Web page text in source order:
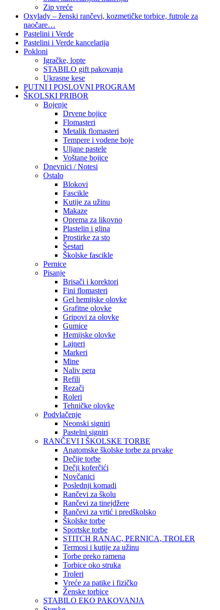
Zip vreće
Oxylady – ženski rančevi, kozmetičke torbice, futrole za
naočare…
Pastelini i Verde
Pastelini i Verde kancelarija
Pokloni
Igračke, lopte
STABILO gift pakovanja
Ukrasne kese
PUTNI I POSLOVNI PROGRAM
ŠKOLSKI PRIBOR
Bojenje
Drvene bojice
Flomasteri
Metalik flomasteri
Tempere i vodene boje
Uljane pastele
Voštane bojice
Dnevnici / Notesi
Ostalo
Blokovi
Fascikle
Kutije za užinu
Makaze
Oprema za likovno
Plastelin i glina
Prostirke za sto
Šestari
Školske fascikle
Pernice
Pisanje
Brisači i korektori
Fini flomasteri
Gel hemijske olovke
Grafitne olovke
Gripovi za olovke
Gumice
Hemijske olovke
Lajneri
Markeri
Mine
Naliv pera
Refili
Rezači
Roleri
Tehničke olovke
Podvlačenje
Neonski signiri
Pastelni signiri
RANČEVI I ŠKOLSKE TORBE
Anatomske školske torbe za prvake
Dečije torbe
Dečji koferčići
Novčanici
Poslednji komadi
Rančevi za školu
Rančevi za tinejdžere
Rančevi za vrtić i predškolsko
Školske torbe
Sportske torbe
STITCH RANAC, PERNICA, TROLER
Termosi i kutije za užinu
Torbe preko ramena
Torbice oko struka
Troleri
Vreće za patike i fizičko
Ženske torbice
STABILO EKO PAKOVANJA